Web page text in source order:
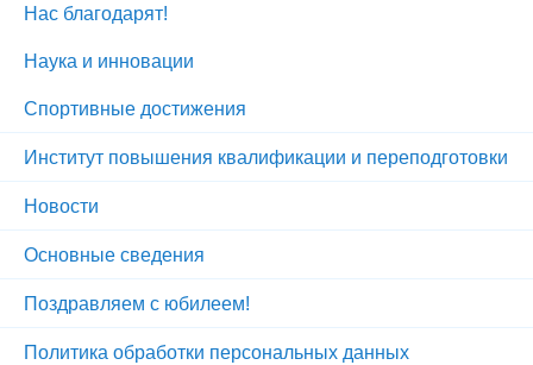
Нас благодарят!
Наука и инновации
Спортивные достижения
Институт повышения квалификации и переподготовки
Новости
Основные сведения
Поздравляем с юбилеем!
Политика обработки персональных данных